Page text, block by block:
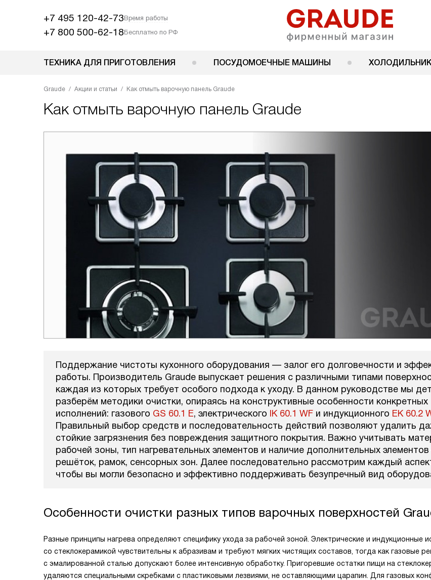
+7 495 120-42-73Время работы
+7 800 500-62-18Бесплатно по РФ
ТЕХНИКА ДЛЯ ПРИГОТОВЛЕНИЯ ПОСУДОМОЕЧНЫЕ МАШИНЫ
Graude Акции и статьи Как отмыть варочную панель Graude
Как отмыть варочную панель Graude
Поддержание чистоты кухонного оборудования — залог его долговечности и
работы. Производитель Graude выпускает решения с различными типами
каждая из которых требует особого подхода к уходу. В данном руководстве мы
разберём методики очистки, опираясь на конструктивные особенности конкретных
исполнений: газового GS 60.1 E, электрического IK 60.1 WF и индукционного EK 60.2
Правильный выбор средств и последовательность действий позволяют удалить
стойкие загрязнения без повреждения защитного покрытия. Важно учитывать
рабочей зоны, тип нагревательных элементов и наличие дополнительных
решёток, рамок, сенсорных зон. Далее последовательно рассмотрим каждый
чтобы вы могли безопасно и эффективно поддерживать безупречный вид
Особенности очистки разных типов варочных поверхностей
Разные принципы нагрева определяют специфику ухода за рабочей зоной. Электрические и индукционные
со стеклокерамикой чувствительны к абразивам и требуют мягких чистящих составов, тогда как газовые
с эмалированной сталью допускают более интенсивную обработку. Пригоревшие остатки пищи на
удаляются специальными скребками с пластиковыми лезвиями, не оставляющими царапин. Для газовых